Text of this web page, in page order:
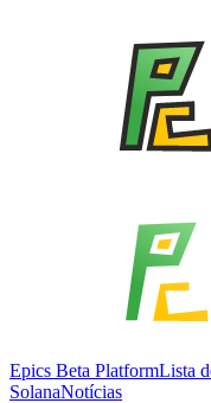
Epics Beta PlatformLista
SolanaNotícias